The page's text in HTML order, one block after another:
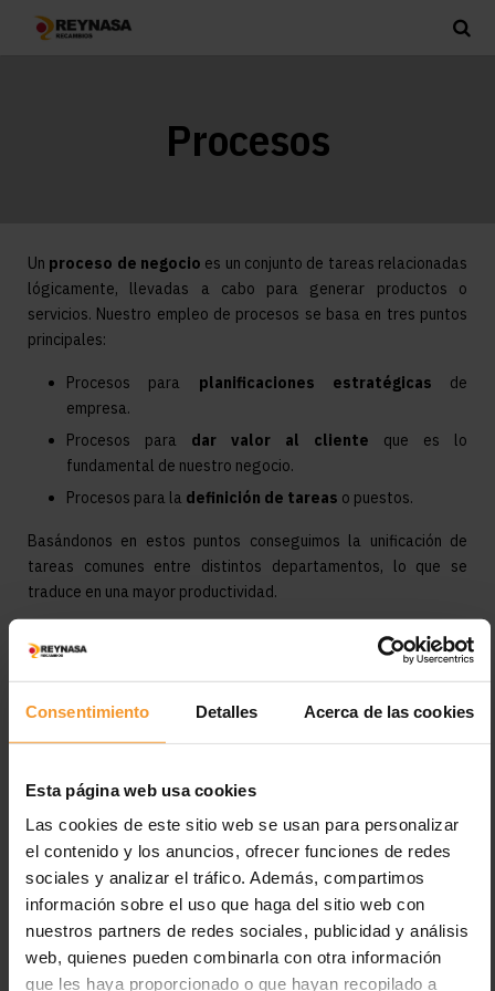
Consentimiento Detalles Acerca de las cookies
Esta página web usa cookies
Las cookies de este sitio web se usan para personalizar
el contenido y los anuncios, ofrecer funciones de redes
sociales y analizar el tráfico. Además, compartimos
información sobre el uso que haga del sitio web con
nuestros partners de redes sociales, publicidad y análisis
web, quienes pueden combinarla con otra información
que les haya proporcionado o que hayan recopilado a
Procesos
Un proceso de negocio es un conjunto de tareas relacionadas
lógicamente, llevadas a cabo para generar productos o
servicios. Nuestro empleo de procesos se basa en tres puntos
principales:
Procesos para planificaciones estratégicas de
empresa.
Procesos para dar valor al cliente que es lo
fundamental de nuestro negocio.
Procesos para la definición de tareas o puestos.
Basándonos en estos puntos conseguimos la unificación de
tareas comunes entre distintos departamentos, lo que se
traduce en una mayor productividad.
Certificado ISO
Con fecha siete de Abril, hemos conseguido la Certificación ISO
Estanorma internacional
sistema de gestión de calidad cuando una organización
necesita demostrar su capacidad para proporcionar de forma
coherente productos que satisfagan los requisitos del cliente,
aspirando a aumentar lasatisfacciónde este a través de la
aplicación eficaz del sistema, incluidos los procesos para la
mejora continua del sistema y el aseguramiento de la
conformidad con los requisitos del cliente y los reglamentarios